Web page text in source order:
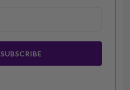
SUBSCRIBE